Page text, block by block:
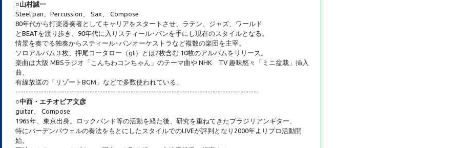
○山村誠一
Steel pan、Percussion、 Sax、 Compose
80年代から打楽器奏者としてキャリアをスタートさせ、ラテン、ジャズ、ワールド
とBEATを渡り歩き、90年代に入りスティール･パンを手にし現在のスタイルとなる。
情景を奏でる独奏からスティール･パンオーケストラなど複数の楽団を主宰。
ソロアルバム３枚、押尾コータロー（gt）とは2枚含む 10枚のアルバムをリリース。
楽曲は大阪 MBSラジオ「こんちわコンちゃん」のテーマ曲や NHK TV 趣味悠々「ミニ盆栽」挿入
曲、
有線放送の「リゾートBGM」などで多数使われている。
-----------------------------------------------------------------------------------------------
○中西・エチオピア文彦
guitar、 Compose
1965年、東京出身。ロックバンド等の活動を経た後、研究を重ねてきたブラジリアンギター、
特にバーデンパウェルの奏法をもとにしたスタイルでのLIVEが評判となり2000年よりプロ活動開
始。